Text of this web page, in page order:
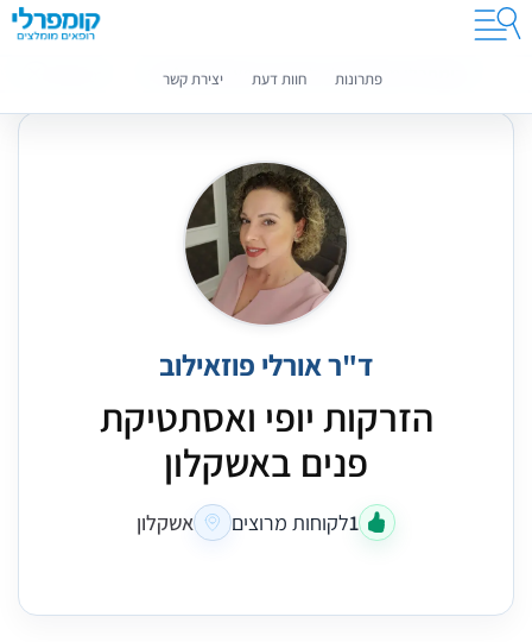
קומפרלי מסייעת לך לבחור רופאים מומלצים
פתרונות חוות דעת יצירת קשר
ד"ר אורלי פוזאילוב
הזרקות יופי ואסתטיקת
פנים באשקלון
1לקוחות מרוצים אשקלון